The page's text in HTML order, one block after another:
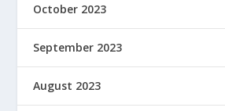
October 2023
September 2023
August 2023